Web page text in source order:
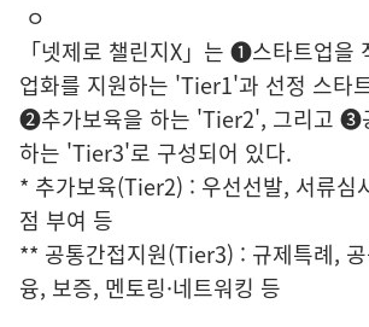
ㅇ
「넷제로 챌린지X」는 ➊스타트업을
업화를 지원하는 'Tier1'과 선정 스타
➋추가보육을 하는 'Tier2', 그리고 ➌
하는 'Tier3'로 구성되어 있다.
* 추가보육(Tier2) : 우선선발, 서류심
점 부여 등
** 공통간접지원(Tier3) : 규제특례,
융, 보증, 멘토링·네트워킹 등